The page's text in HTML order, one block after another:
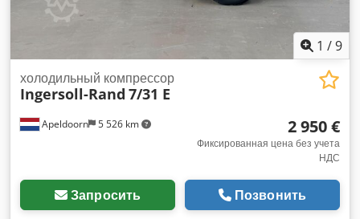
1 /9
Apeldoorn 5 526 km
холодильный компрессор
Ingersoll-Rand 7/31 E
2 950 €
Фиксированная цена без учета
НДС
Запросить Позвонить